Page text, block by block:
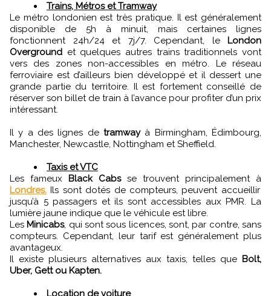
Trains, Métros et Tramway
Le métro londonien est très pratique. Il est généralement
disponible de 5h à minuit, mais certaines lignes
fonctionnent 24h/24 et 7j/7. Cependant, le
London
Overground et quelques autres trains traditionnels vont
vers des zones non-accessibles en métro. Le réseau
ferroviaire est d’ailleurs bien développé et il dessert une
grande partie du territoire. Il est fortement conseillé de
réserver son billet de train à l’avance pour profiter d’un prix
intéressant.
Il y a des lignes detramway à Birmingham, Édimbourg,
Manchester, Newcastle, Nottingham et Sheffield.
Taxis et VTC
Les fameux
Black Cabsse trouvent principalement à
Londres. Ils sont dotés de compteurs, peuvent accueillir
jusqu’à 5 passagers et ils sont accessibles aux PMR. La
lumière jaune indique que le véhicule est libre.
Les Minicabs, qui sont sous licences, sont, par contre, sans
compteurs. Cependant, leur tarif est généralement plus
avantageux.
Il existe plusieurs alternatives aux taxis, telles que Bolt,
Uber, Gett ou Kapten.
Location de voiture